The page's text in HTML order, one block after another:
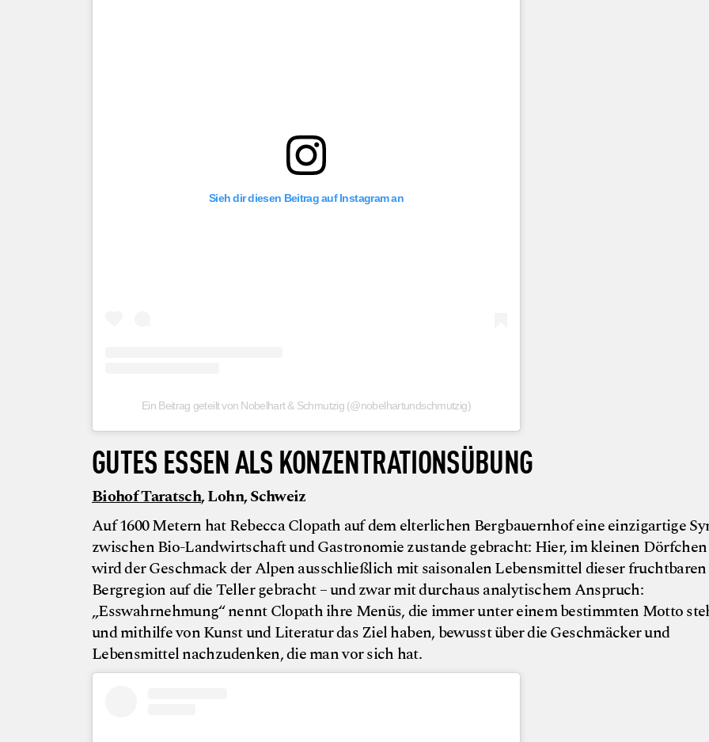
Sieh dir diesen Beitrag auf Instagram an
Ein Beitrag geteilt von Nobelhart & Schmutzig (@nobelhartundschmutzig)
GUTES ESSEN ALS KONZENTRATIONSÜBUNG
Biohof Taratsch, Lohn, Schweiz
Auf 1600 Metern hat Rebecca Clopath auf dem elterlichen Bergbauernhof eine einzigartige
zwischen Bio-Landwirtschaft und Gastronomie zustande gebracht: Hier, im kleinen
wird der Geschmack der Alpen ausschließlich mit saisonalen Lebensmittel dieser fruchtbaren
Bergregion auf die Teller gebracht – und zwar mit durchaus analytischem Anspruch:
„Esswahrnehmung“ nennt Clopath ihre Menüs, die immer unter einem bestimmten Motto
und mithilfe von Kunst und Literatur das Ziel haben, bewusst über die Geschmäcker und
Lebensmittel nachzudenken, die man vor sich hat.